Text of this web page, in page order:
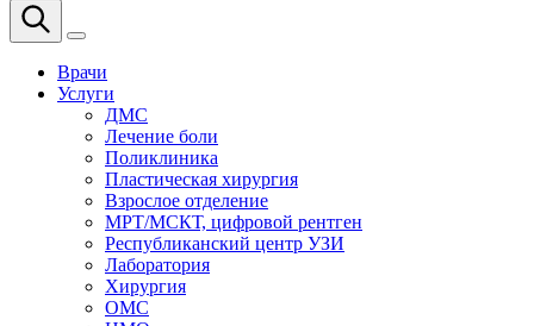
Врачи
Услуги
ДМС
Лечение боли
Поликлиника
Пластическая хирургия
Взрослое отделение
МРТ/МСКТ, цифровой рентген
Республиканский центр УЗИ
Лаборатория
Хирургия
ОМС